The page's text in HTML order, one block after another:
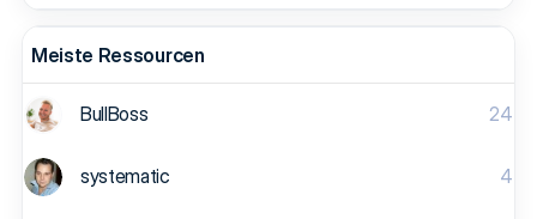
(
)
S
t
e
Meiste Ressourcen
24
BullBoss
4
systematic